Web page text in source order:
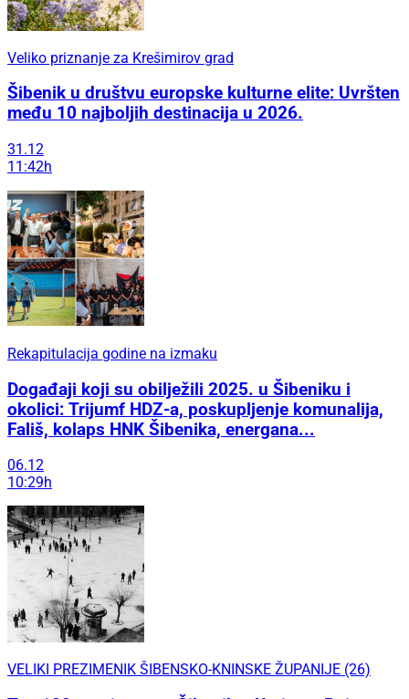
Veliko priznanje za Krešimirov grad
Šibenik u društvu europske kulturne elite: Uvršten
među 10 najboljih destinacija u 2026.
31.12
11:42h
Rekapitulacija godine na izmaku
Događaji koji su obilježili 2025. u Šibeniku i
okolici: Trijumf HDZ-a, poskupljenje komunalija,
Fališ, kolaps HNK Šibenika, energana...
06.12
10:29h
VELIKI PREZIMENIK ŠIBENSKO-KNINSKE ŽUPANIJE (26)